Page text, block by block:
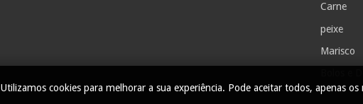
Carne
peixe
Marisco
Utilizamos cookies para melhorar a sua experiência. Pode aceitar todos, apenas os